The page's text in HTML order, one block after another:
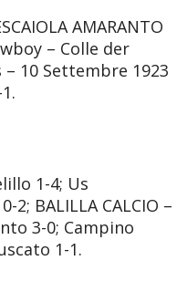
AMARANTO
– Colle der
10 Settembre 1923
1-4; Us
BALILLA CALCIO –
3-0; Campino
1-1.